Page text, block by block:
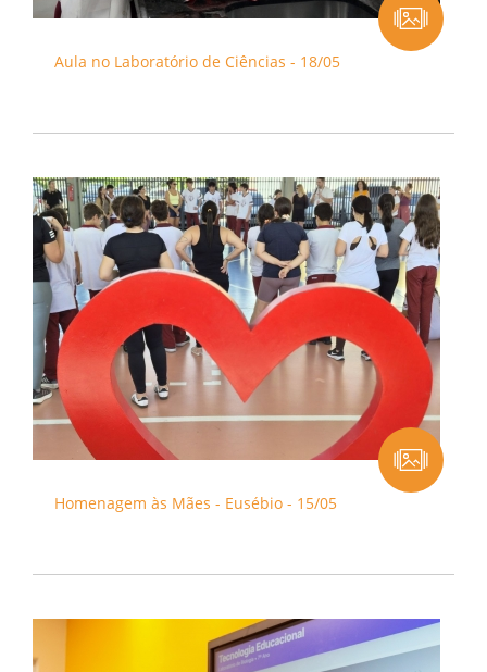
Aula no Laboratório de Ciências - 18/05
Homenagem às Mães - Eusébio - 15/05